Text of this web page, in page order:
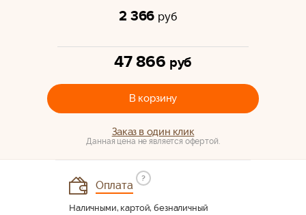
2 366 руб
47 866 руб
В корзину
Заказ в один клик
Данная цена не является офертой.
Оплата
?
Наличными, картой, безналичный